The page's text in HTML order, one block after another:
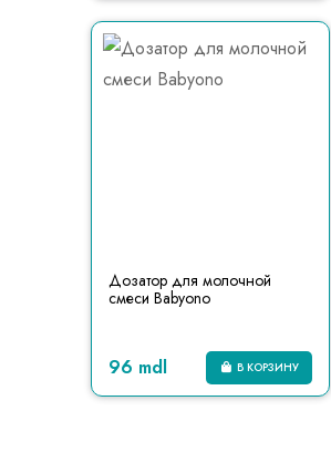
Дозатор для молочной
смеси Babyono
96 mdl В КОРЗИНУ